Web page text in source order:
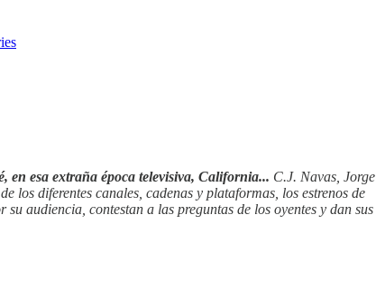
en esa extraña época televisiva, California... C.J. Navas, Jorge
los diferentes canales, cadenas y plataformas, los estrenos de
audiencia, contestan a las preguntas de los oyentes y dan sus